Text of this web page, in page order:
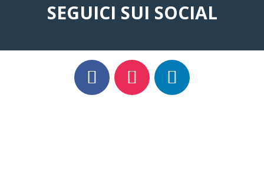
SEGUICI SUI SOCIAL